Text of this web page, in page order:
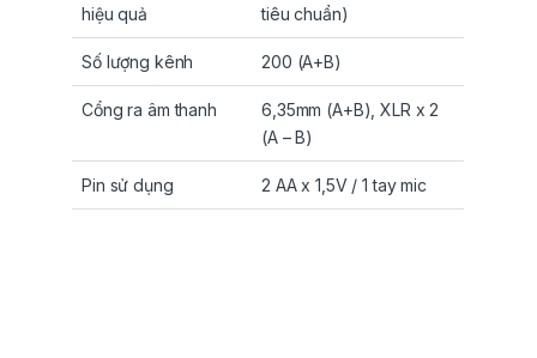
hiệu quả
tiêu chuẩn)
Số lượng kênh 200 (A+B)
Cổng ra âm thanh
6,35mm (A+B), XLR x 2
(A – B)
Pin sử dụng 2 AA x 1,5V / 1 tay mic